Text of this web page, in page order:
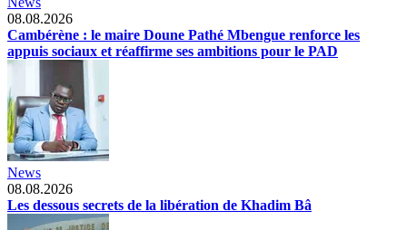
08.08.2026
Cambérène : le maire Doune Pathé Mbengue renforce les
appuis sociaux et réaffirme ses ambitions pour le PAD
News
08.08.2026
Les dessous secrets de la libération de Khadim Bâ